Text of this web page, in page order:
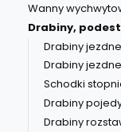
Wanny
Drabiny,
Drabiny
Drabiny
Schodki
Drabiny
Drabiny